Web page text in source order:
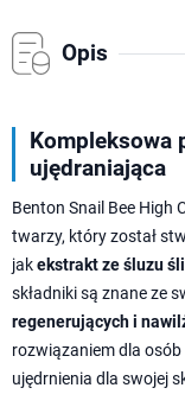
Opis
Kompleksowa
ujędraniająca
Benton Snail Bee
twarzy, który został
jakekstrakt ze śluzu
składniki są znane ze
regenerujących i
rozwiązaniem dla
ujędrnienia dla swojej